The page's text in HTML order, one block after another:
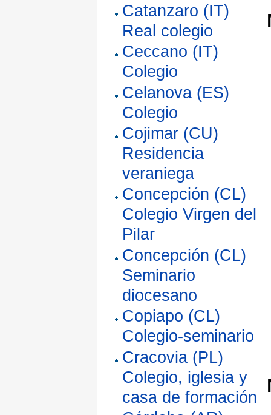
Catanzaro (IT)
Real colegio
Ceccano (IT)
Colegio
Celanova (ES)
Colegio
Cojimar (CU)
Residencia
veraniega
Concepción (CL)
Colegio Virgen del
Pilar
Concepción (CL)
Seminario
diocesano
Copiapo (CL)
Colegio-seminario
Cracovia (PL)
Colegio, iglesia y
casa de formación